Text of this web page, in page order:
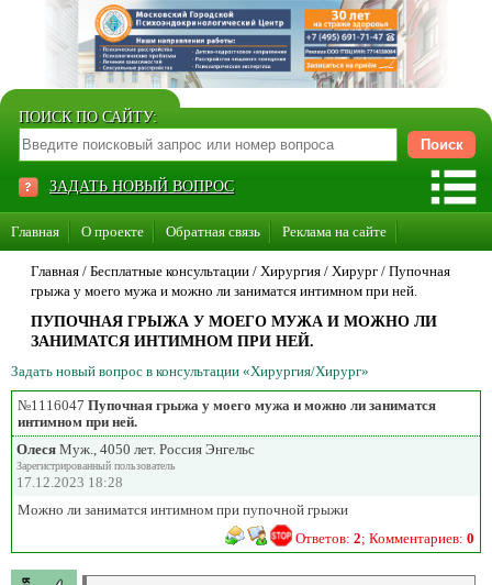
ПОИСК ПО САЙТУ:
ЗАДАТЬ НОВЫЙ ВОПРОС
Главная О проекте Обратная связь Реклама на сайте
Стать консультантом нашего сайта
Главная / Бесплатные консультации / Хирургия / Хирург / Пупочная
грыжа у моего мужа и можно ли заниматся интимном при ней.
ПУПОЧНАЯ ГРЫЖА У МОЕГО МУЖА И МОЖНО ЛИ
ЗАНИМАТСЯ ИНТИМНОМ ПРИ НЕЙ.
Задать новый вопрос в консультации «Хирургия/Хирург»
№1116047 Пупочная грыжа у моего мужа и можно ли заниматся
интимном при ней.
Олеся Муж., 4050 лет. Россия Энгельс
Зарегистрированный пользователь
17.12.2023 18:28
Можно ли заниматся интимном при пупочной грыжи
Ответов: 2; Комментариев: 0